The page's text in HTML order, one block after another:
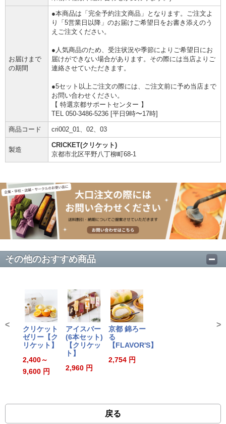
お届けまで
の期間
●本商品は「完全予約注文商品」となります。ご注文よ
り「5営業日以降」のお届けご希望日をお書き添えのう
えご注文ください。
●人気商品のため、受注状況や季節によりご希望日にお
届けができない場合があります。その際には当店よりご
連絡させていただきます。
●5セット以上ご注文の際には、ご注文前に予め当店まで
お問い合わせください。
【 特選京都サポートセンター 】
TEL 050-3486-5236 [平日9時〜17時]
商品コード cri002_01、02、03
製造
CRICKET(クリケット)
京都市北区平野八丁柳町68-1
その他のおすすめ商品
クリケット
ゼリー【ク
リケット】
2,400～
9,600 円
アイスバー
(6本セット)
【クリケッ
ト】
2,960 円
京都 錦ろー
る
【FLAVOR'S】
2,754 円
< >
戻る